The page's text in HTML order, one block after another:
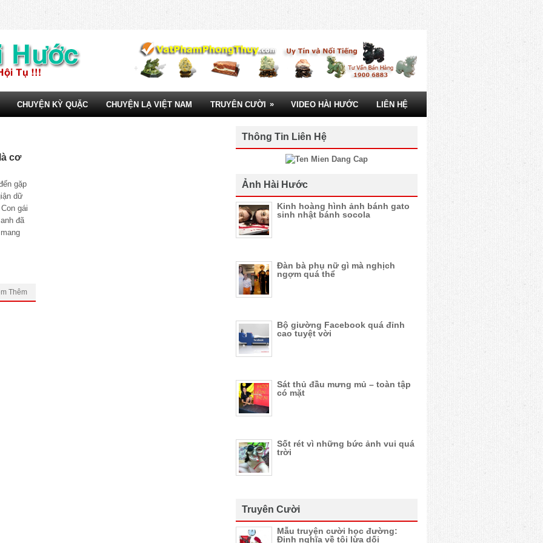
CHUYỆN KỲ QUẶC CHUYỆN LẠ VIỆT NAM TRUYÊN CƯỜI » VIDEO HÀI HƯỚC LIÊN HỆ
cơ
gặp
dữ
gái
đã
Thêm
Thông Tin Liên Hệ
Ảnh Hài Hước
Kinh hoàng hình ảnh bánh gato
sinh nhật bánh socola
Đàn bà phụ nữ gì mà nghịch
ngợm quá thể
Bộ giường Facebook quá đỉnh
cao tuyệt vời
Sát thủ đầu mưng mủ – toàn tập
có mặt
Sốt rét vì những bức ảnh vui quá
trời
Truyên Cười
Mẫu truyện cười học đường:
Định nghĩa về tội lừa dối